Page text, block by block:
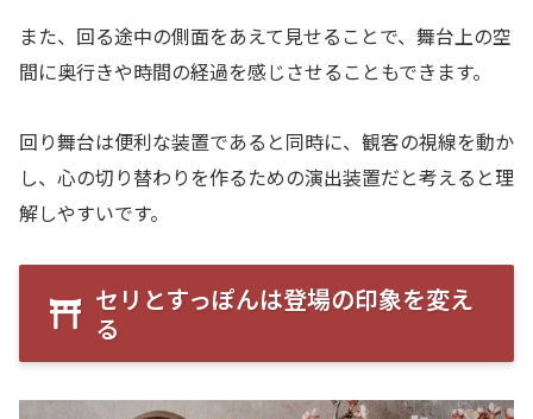
また、回る途中の側面をあえて見せることで、舞台上の空
間に奥行きや時間の経過を感じさせることもできます。
回り舞台は便利な装置であると同時に、観客の視線を動か
し、心の切り替わりを作るための演出装置だと考えると理
解しやすいです。
セリとすっぽんは登場の印象を変え
る